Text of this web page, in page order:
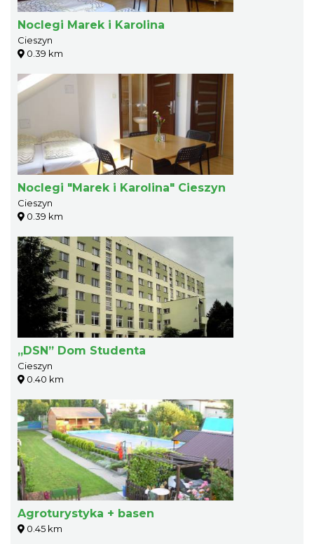
Noclegi Marek i Karolina
Cieszyn
0.39 km
Noclegi "Marek i Karolina" Cieszyn
Cieszyn
0.39 km
„DSN” Dom Studenta
Cieszyn
0.40 km
Agroturystyka + basen
0.45 km